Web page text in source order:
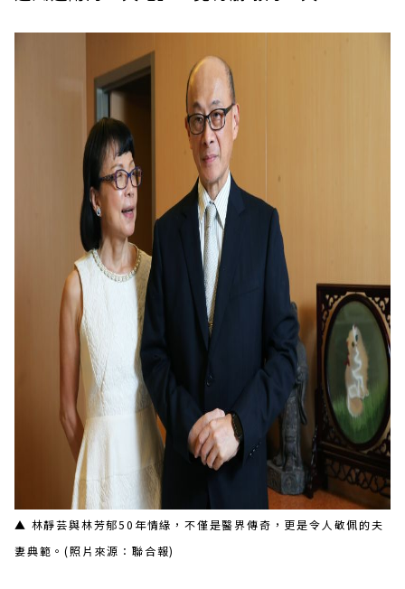
▲ 林靜芸與林芳郁50年情緣，不僅是醫界傳奇，更是令人敬佩的夫
妻典範。(照片來源：聯合報)